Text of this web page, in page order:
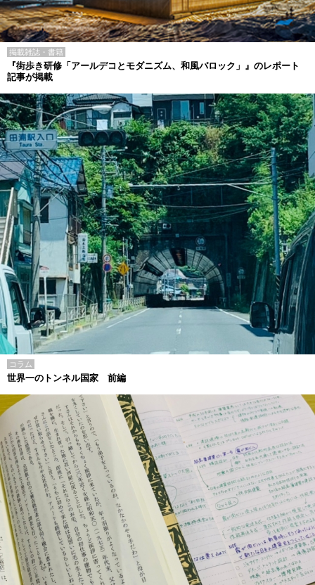
掲載雑誌・書籍
『街歩き研修「アールデコとモダニズム、和風バロック」』のレポート
記事が掲載
コラム
世界一のトンネル国家 前編